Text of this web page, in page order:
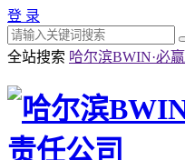
登 录
全站搜索 哈尔滨BWIN·必